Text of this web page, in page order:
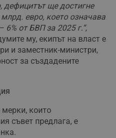
дефицитът ще достигне
евро, което означава
от БВП за 2025 г.“,
му, екипът на власт е
и заместник-министри,
за създадените
мерки, които
съвет предлага, е